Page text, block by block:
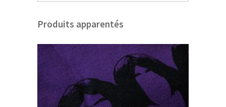
Produits apparentés